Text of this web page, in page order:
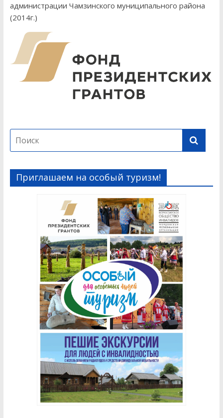
администрации Чамзинского муниципального района
(2014г.)
Приглашаем на особый туризм!